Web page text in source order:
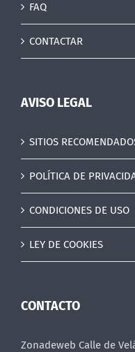
FAQ
CONTACTAR
AVISO LEGAL
SITIOS
POLÍTICA DE
CONDICIONES DE USO
LEY DE COOKIES
CONTACTO
Zonadeweb Calle de